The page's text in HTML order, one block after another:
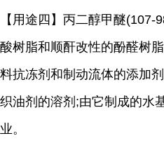
【用途四】丙二醇甲醚(107-
酸树脂和顺酐改性的酚醛树
料抗冻剂和制动流体的添加剂
织油剂的溶剂 ;由它制成的水
业。